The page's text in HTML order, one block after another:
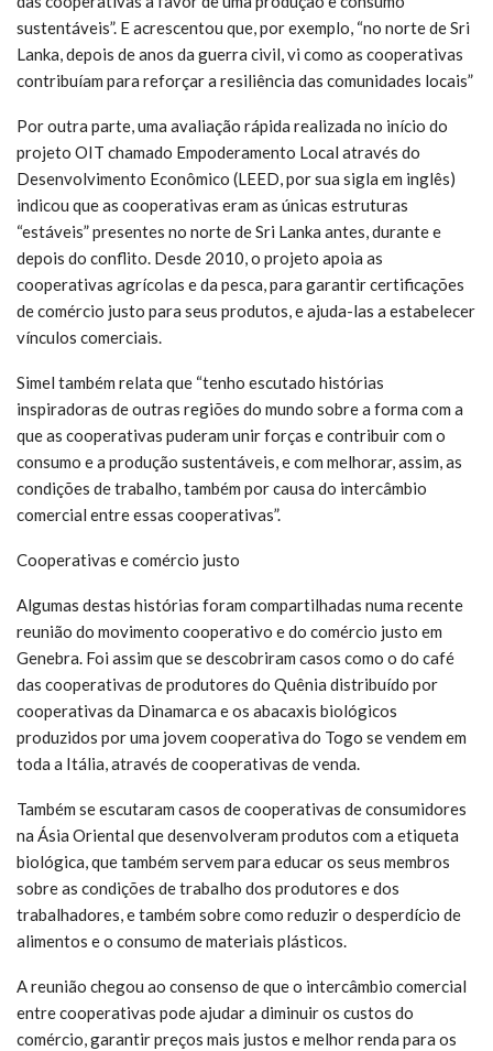
sustentáveis”. E acrescentou que, por exemplo, “no norte de Sri
Lanka, depois de anos da guerra civil, vi como as cooperativas
contribuíam para reforçar a resiliência das comunidades locais”
Por outra parte, uma avaliação rápida realizada no início do
projeto OIT chamado Empoderamento Local através do
Desenvolvimento Econômico (LEED, por sua sigla em inglês)
indicou que as cooperativas eram as únicas estruturas
“estáveis” presentes no norte de Sri Lanka antes, durante e
depois do conflito. Desde 2010, o projeto apoia as
cooperativas agrícolas e da pesca, para garantir certificações
de comércio justo para seus produtos, e ajuda-las a estabelecer
vínculos comerciais.
Simel também relata que “tenho escutado histórias
inspiradoras de outras regiões do mundo sobre a forma com a
que as cooperativas puderam unir forças e contribuir com o
consumo e a produção sustentáveis, e com melhorar, assim, as
condições de trabalho, também por causa do intercâmbio
comercial entre essas cooperativas”.
Cooperativas e comércio justo
Algumas destas histórias foram compartilhadas numa recente
reunião do movimento cooperativo e do comércio justo em
Genebra. Foi assim que se descobriram casos como o do café
das cooperativas de produtores do Quênia distribuído por
cooperativas da Dinamarca e os abacaxis biológicos
produzidos por uma jovem cooperativa do Togo se vendem em
toda a Itália, através de cooperativas de venda.
Também se escutaram casos de cooperativas de consumidores
na Ásia Oriental que desenvolveram produtos com a etiqueta
biológica, que também servem para educar os seus membros
sobre as condições de trabalho dos produtores e dos
trabalhadores, e também sobre como reduzir o desperdício de
alimentos e o consumo de materiais plásticos.
A reunião chegou ao consenso de que o intercâmbio comercial
entre cooperativas pode ajudar a diminuir os custos do
comércio, garantir preços mais justos e melhor renda para os